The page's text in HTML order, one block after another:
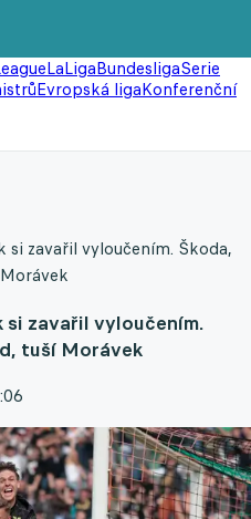
LaLigaBundesligaSerie
Evropská ligaKonferenční
zavařil vyloučením. Škoda,
zavařil vyloučením.
tuší Morávek